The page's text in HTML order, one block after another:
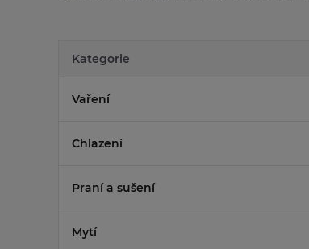
Kategorie
Vaření
Chlazení
Praní a sušení
Mytí